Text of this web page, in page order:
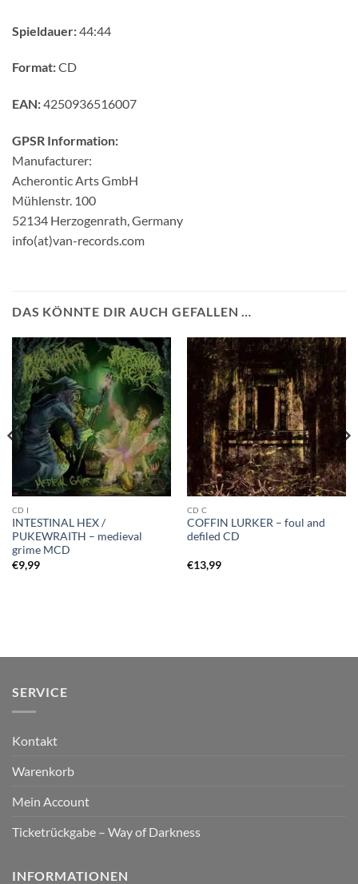
Spieldauer:44:44
Format:CD
EAN:4250936516007
GPSR Information:
Manufacturer:
Acherontic Arts GmbH
Mühlenstr. 100
52134 Herzogenrath, Germany
info(at)van-records.com
DAS KÖNNTE DIR AUCH GEFALLEN …
CD I
INTESTINAL HEX /
PUKEWRAITH – medieval
grime MCD
€9,99
CD C
COFFIN LURKER – foul and
defiled CD
€13,99
SERVICE
Kontakt
Warenkorb
Mein Account
Ticketrückgabe – Way of Darkness
INFORMATIONEN